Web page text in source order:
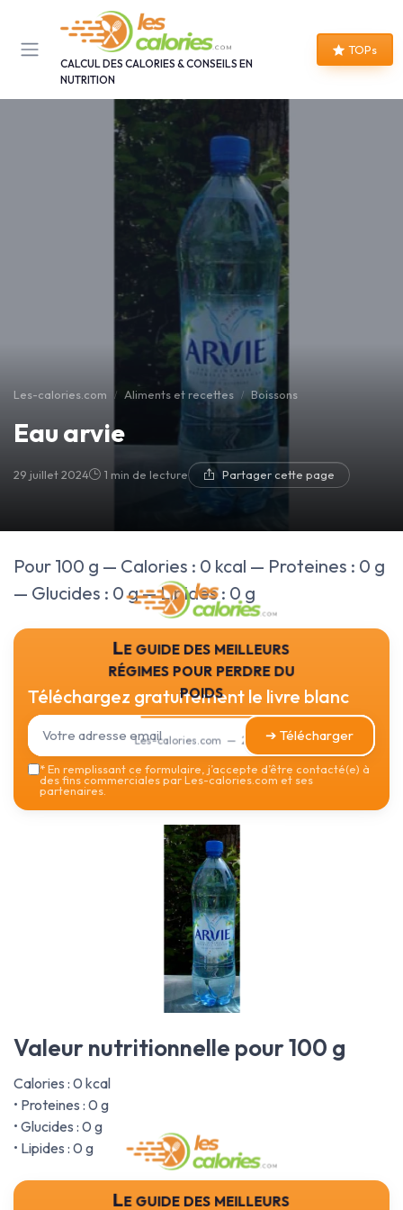
CALCUL DES CALORIES & CONSEILS EN
NUTRITION
TOPs
Les-calories.com Aliments et recettes Boissons
Eau arvie
29 juillet 2024 1 min de lecture Partager cette page
Pour 100 g — Calories : 0 kcal — Proteines : 0 g
— Glucides : 0 g — Lipides : 0 g
Le guide des meilleurs
régimes pour perdre du
poids
Les-calories.com — 2026
Téléchargez gratuitement le livre blanc
➔ Télécharger
*En remplissant ce formulaire, j’accepte d’être contacté(e) à
des fins commerciales par Les-calories.com et ses
partenaires.
Valeur nutritionnelle pour 100 g
Calories : 0 kcal
• Proteines : 0 g
• Glucides : 0 g
• Lipides : 0 g
Le guide des meilleurs
Panneau de gestion des cookies